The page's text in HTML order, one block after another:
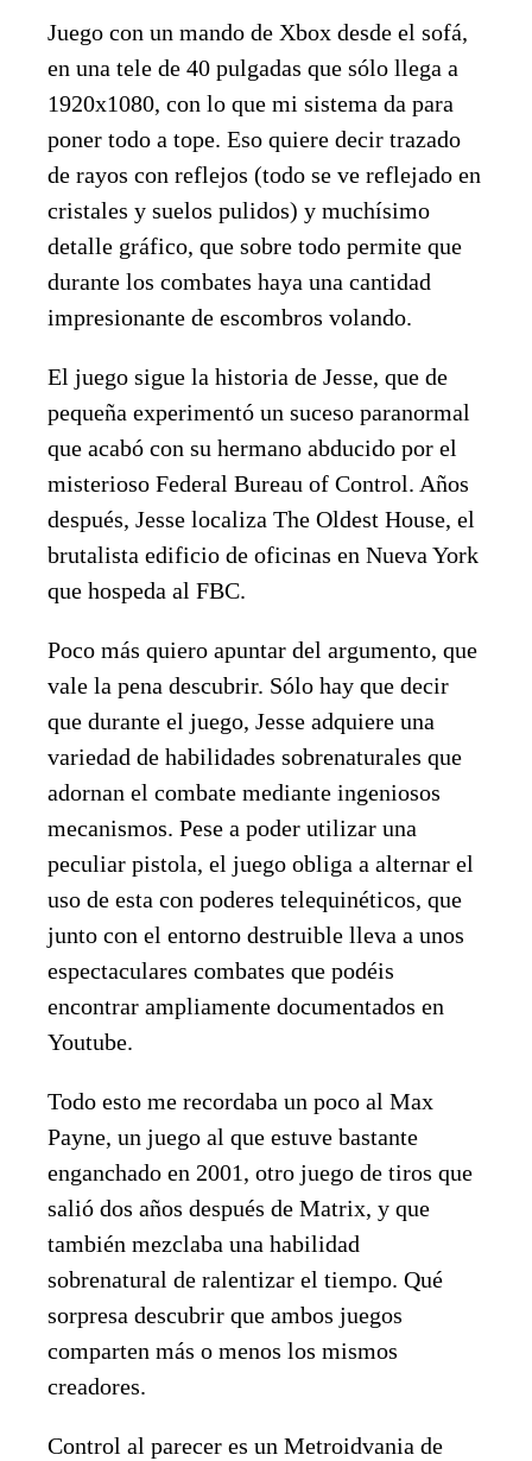
Juego con un mando de Xbox desde el sofá,
en una tele de 40 pulgadas que sólo llega a
1920x1080, con lo que mi sistema da para
poner todo a tope. Eso quiere decir trazado
de rayos con reflejos (todo se ve reflejado en
cristales y suelos pulidos) y muchísimo
detalle gráfico, que sobre todo permite que
durante los combates haya una cantidad
impresionante de escombros volando.
El juego sigue la historia de Jesse, que de
pequeña experimentó un suceso paranormal
que acabó con su hermano abducido por el
misterioso Federal Bureau of Control. Años
después, Jesse localiza The Oldest House, el
brutalista edificio de oficinas en Nueva York
que hospeda al FBC.
Poco más quiero apuntar del argumento, que
vale la pena descubrir. Sólo hay que decir
que durante el juego, Jesse adquiere una
variedad de habilidades sobrenaturales que
adornan el combate mediante ingeniosos
mecanismos. Pese a poder utilizar una
peculiar pistola, el juego obliga a alternar el
uso de esta con poderes telequinéticos, que
junto con el entorno destruible lleva a unos
espectaculares combates que podéis
encontrar ampliamente documentados en
Youtube.
Todo esto me recordaba un poco al Max
Payne, un juego al que estuve bastante
enganchado en 2001, otro juego de tiros que
salió dos años después de Matrix, y que
también mezclaba una habilidad
sobrenatural de ralentizar el tiempo. Qué
sorpresa descubrir que ambos juegos
comparten más o menos los mismos
creadores.
Control al parecer es un Metroidvania de